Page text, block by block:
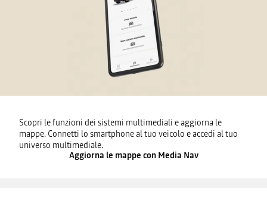
Scopri le funzioni dei sistemi multimediali e aggiorna le
mappe. Connetti lo smartphone al tuo veicolo e accedi al tuo
universo multimediale.
Aggiorna le mappe con Media Nav